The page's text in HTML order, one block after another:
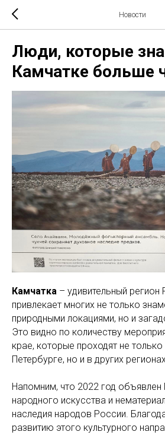
Новости
Люди, которые
Камчатке больше
Камчатка – удивительный регион
привлекает многих не только
природными локациями, но и
Это видно по количеству
крае, которые проходят не
Петербурге, но и в других
Напомним, что 2022 год
народного искусства и
наследия народов России.
развитию этого культурного